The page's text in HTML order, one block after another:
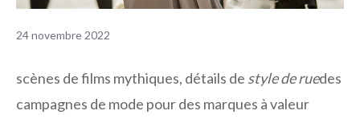
24 novembre 2022
scènes de films mythiques, détails de style de ruedes
campagnes de mode pour des marques à valeur